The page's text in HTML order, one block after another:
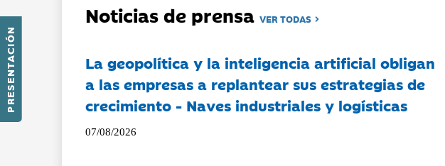
PRESENTACIÓN
Noticias de prensaVER TODAS
La geopolítica y la inteligencia artificial obligan
a las empresas a replantear sus estrategias de
crecimiento - Naves industriales y logísticas
07/08/2026